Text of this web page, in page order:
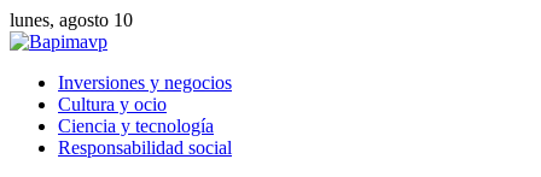
lunes, agosto 10
Inversiones y negocios
Cultura y ocio
Ciencia y tecnología
Responsabilidad social